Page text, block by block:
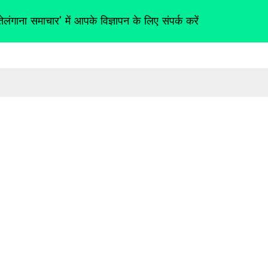
समाचार' में आपके विज्ञापन के लिए संपर्क करें